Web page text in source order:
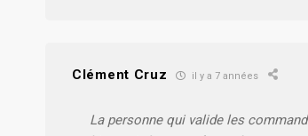
Clément Cruz il y a 7 années
La personne qui valide les